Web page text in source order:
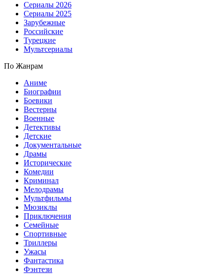
Сериалы 2026
Сериалы 2025
Зарубежные
Российские
Турецкие
Мультсериалы
По Жанрам
Аниме
Биографии
Боевики
Вестерны
Военные
Детективы
Детские
Документальные
Драмы
Исторические
Комедии
Криминал
Мелодрамы
Мультфильмы
Мюзиклы
Приключения
Семейные
Спортивные
Триллеры
Ужасы
Фантастика
Фэнтези